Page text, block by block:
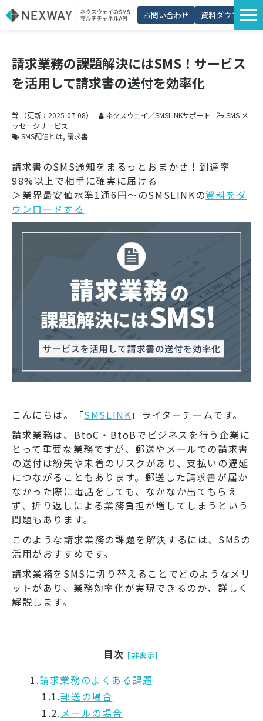
お問い合わせ 資料ダウンロード
選ばれる理由
プラン・価格
導入事例
パートナー制度
請求業務の課題解決にはSMS！サービス
を活用して請求書の送付を効率化
（更新： 2025-07-08） ネクスウェイ／SMSLINKサポート
SMS メ
ッセージサービス
SMS配信とは 請求書
請求書のSMS通知をまるっとおまかせ！到達率
98%以上で相手に確実に届ける
＞業界最安値水準1通6円～のSMSLINKの資料をダ
ウンロードする
こんにちは。「SMSLINK」ライターチームです。
請求業務は、BtoC・BtoBでビジネスを行う企業に
とって重要な業務ですが、郵送やメールでの請求書
の送付は紛失や未着のリスクがあり、支払いの遅延
につながることもあります。郵送した請求書が届か
なかった際に電話をしても、なかなか出てもらえ
ず、折り返しによる業務負担が増してしまうという
問題もあります。
このような請求業務の課題を解決するには、SMSの
活用がおすすめです。
請求業務をSMSに切り替えることでどのようなメリ
ットがあり、業務効率化が実現できるのか、詳しく
解説します。
目次 [非表示]
1.請求業務のよくある課題
1.1.郵送の場合
1.2.メールの場合